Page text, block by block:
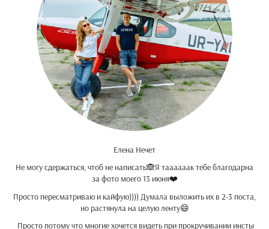
Елена Нечет
Не могу сдержаться, чтоб не написать🙈Я таааааак тебе благодарна
за фото моего 13 июня❤️
Просто пересматриваю и кайфую)))) Думала выложить их в 2-3 поста,
но растянула на целую ленту😄
Просто потому что многие хочется видеть при прокручивании инсты